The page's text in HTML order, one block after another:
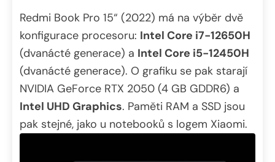
Redmi Book Pro 15“ (2022) má na výběr dvě
konfigurace procesoru: Intel Core i7-12650H
(dvanácté generace) a Intel Core i5-12450H
(dvanácté generace). O grafiku se pak starají
NVIDIA GeForce RTX 2050 (4 GB GDDR6) a
Intel UHD Graphics. Paměti RAM a SSD jsou
pak stejné, jako u notebooků s logem Xiaomi.